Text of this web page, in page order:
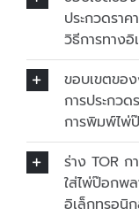
ประกวดรา
วิธีการทาง
ขอบเขตขอ
การประกว
การพิมพ์ไพ่
ร่าง TOR
ใส่ไพ่ป๊อกพ
อิเล็กทรอนิ